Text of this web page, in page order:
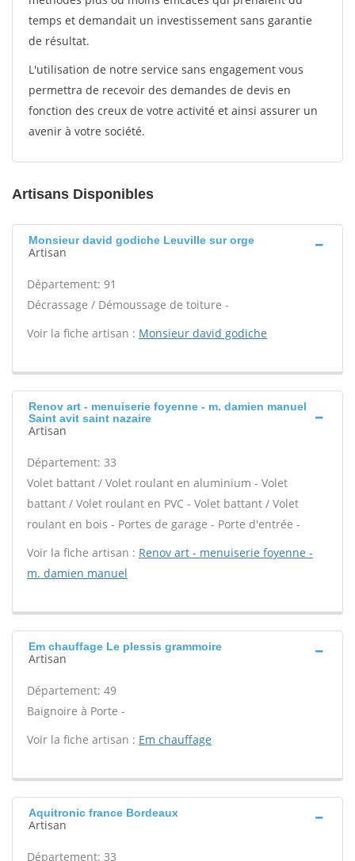
temps et demandait un investissement sans garantie
de résultat.
L'utilisation de notre service sans engagement vous
permettra de recevoir des demandes de devis en
fonction des creux de votre activité et ainsi assurer un
avenir à votre société.
Artisans Disponibles
Monsieur david godiche Leuville sur orge
Artisan
Département: 91
Décrassage / Démoussage de toiture -
Voir la fiche artisan : Monsieur david godiche
Renov art - menuiserie foyenne - m. damien manuel
Saint avit saint nazaire
Artisan
Département: 33
Volet battant / Volet roulant en aluminium - Volet
battant / Volet roulant en PVC - Volet battant / Volet
roulant en bois - Portes de garage - Porte d'entrée -
Voir la fiche artisan : Renov art - menuiserie foyenne -
m. damien manuel
Em chauffage Le plessis grammoire
Artisan
Département: 49
Baignoire à Porte -
Voir la fiche artisan : Em chauffage
Aquitronic france Bordeaux
Artisan
Département: 33